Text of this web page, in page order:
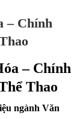
– Chính
– Chính
Thao
ngành Văn